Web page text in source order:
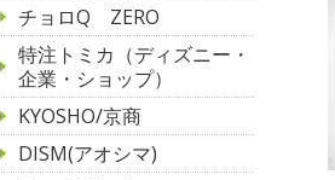
チョロQ ZERO
特注トミカ（ディズニー・
企業・ショップ）
KYOSHO/京商
DISM(アオシマ)